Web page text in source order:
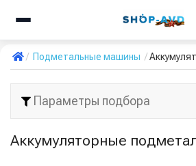
Подметальные машины
Параметры подбора
Аккумуляторные